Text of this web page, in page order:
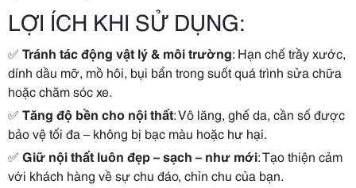
LỢI ÍCH KHI SỬ DỤNG:
✅ Tránh tác động vật lý & môi trường: Hạn chế trầy xước,
dính dầu mỡ, mồ hôi, bụi bẩn trong suốt quá trình sửa chữa
hoặc chăm sóc xe.
✅ Tăng độ bền cho nội thất: Vô lăng, ghế da, cần số được
bảo vệ tối đa – không bị bạc màu hoặc hư hại.
✅ Giữ nội thất luôn đẹp – sạch – như mới: Tạo thiện cảm
với khách hàng về sự chu đáo, chỉn chu của bạn.